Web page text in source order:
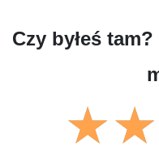
Czy byłeś